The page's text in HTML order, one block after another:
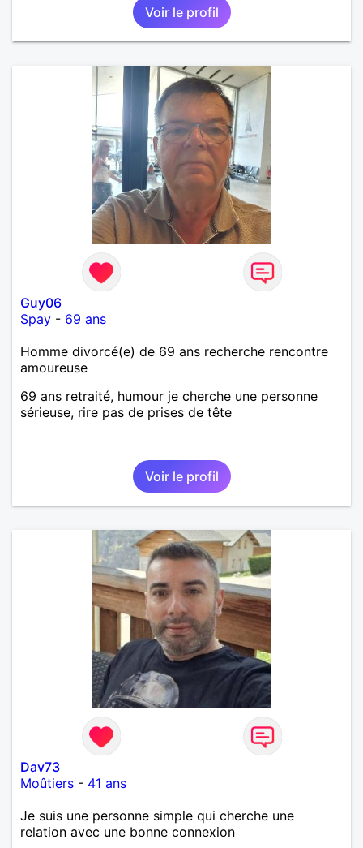
Voir le profil
Guy06
Spay - 69 ans
Homme divorcé(e) de 69 ans recherche rencontre
amoureuse
69 ans retraité, humour je cherche une personne
sérieuse, rire pas de prises de tête
Voir le profil
Dav73
Moûtiers - 41 ans
Je suis une personne simple qui cherche une
relation avec une bonne connexion